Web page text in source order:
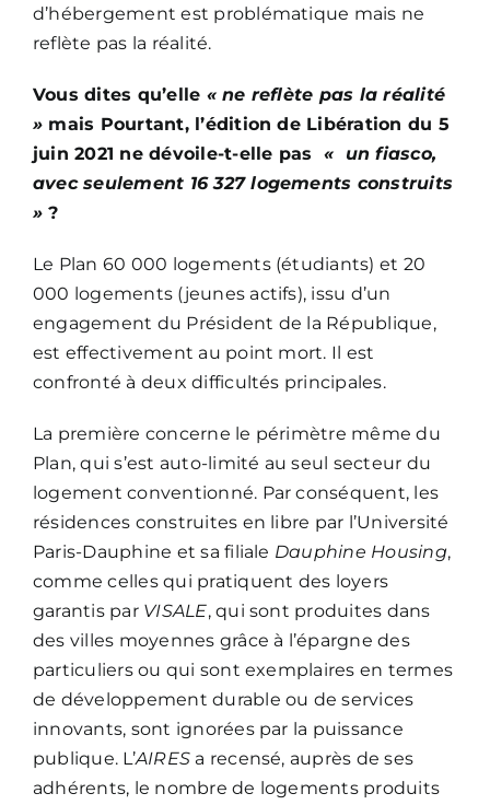
d’hébergement est problématique mais ne
reflète pas la réalité.
Vous dites qu’elle « ne reflète pas la réalité
» mais Pourtant, l’édition de Libération du 5
juin 2021 ne dévoile-t-elle pas « un fiasco,
avec seulement 16 327 logements construits
»?
Le Plan 60 000 logements (étudiants) et 20
000 logements (jeunes actifs), issu d’un
engagement du Président de la République,
est effectivement au point mort. Il est
confronté à deux difficultés principales.
La première concerne le périmètre même du
Plan, qui s’est auto-limité au seul secteur du
logement conventionné. Par conséquent, les
résidences construites en libre par l’Université
Paris-Dauphine et sa filiale Dauphine Housing,
comme celles qui pratiquent des loyers
garantis par VISALE, qui sont produites dans
des villes moyennes grâce à l’épargne des
particuliers ou qui sont exemplaires en termes
de développement durable ou de services
innovants, sont ignorées par la puissance
publique. L’AIRES a recensé, auprès de ses
adhérents, le nombre de logements produits